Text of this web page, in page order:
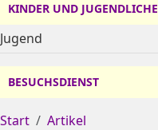
KINDER UND JUGENDLICHE
Jugend
BESUCHSDIENST
Start Artikel